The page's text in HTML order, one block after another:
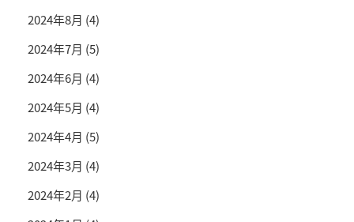
2024年8月 (4)
2024年7月 (5)
2024年6月 (4)
2024年5月 (4)
2024年4月 (5)
2024年3月 (4)
2024年2月 (4)